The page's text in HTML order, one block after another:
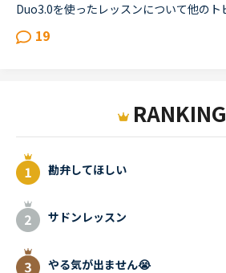
19
RANKING
勘弁してほしい
サドンレッスン
やる気が出ません😭